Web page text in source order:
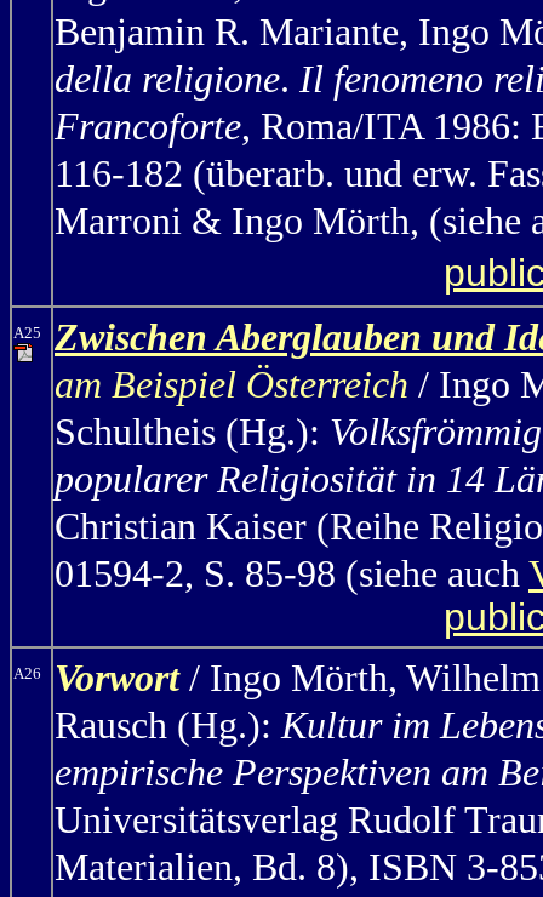
Benjamin R. Mariante, Ingo
della religione. Il fenomeno
Francoforte, Roma/ITA 1986:
116-182 (überarb. und erw.
Marroni & Ingo Mörth, (siehe
A25
Zwischen Aberglauben und
am Beispiel Österreich / Ingo
Schultheis (Hg.):
popularer Religiosität in 14
Christian Kaiser (Reihe
01594-2, S. 85-98 (siehe auch
A26 Vorwort / Ingo Mörth,
Rausch (Hg.):Kultur im
empirische Perspektiven am
Universitätsverlag Rudolf
Materialien, Bd. 8), ISBN 3-